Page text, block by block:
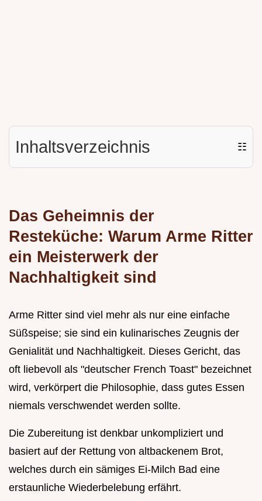
Inhaltsverzeichnis ☷
Das Geheimnis der
Resteküche: Warum Arme Ritter
ein Meisterwerk der
Nachhaltigkeit sind
Arme Ritter sind viel mehr als nur eine einfache
Süßspeise; sie sind ein kulinarisches Zeugnis der
Genialität und Nachhaltigkeit. Dieses Gericht, das
oft liebevoll als "deutscher French Toast" bezeichnet
wird, verkörpert die Philosophie, dass gutes Essen
niemals verschwendet werden sollte.
Die Zubereitung ist denkbar unkompliziert und
basiert auf der Rettung von altbackenem Brot,
welches durch ein sämiges Ei-Milch Bad eine
erstaunliche Wiederbelebung erfährt.